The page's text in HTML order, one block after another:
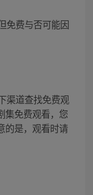
免费与否可能因
渠道查找免费观
集免费观看，您
的是，观看时请